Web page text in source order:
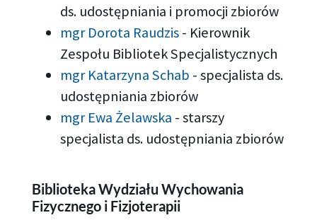
ds. udostępniania i promocji zbiorów
mgr Dorota Raudzis- Kierownik
Zespołu Bibliotek Specjalistycznych
mgr Katarzyna Schab -specjalista ds.
udostępniania zbiorów
mgr Ewa Żelawska -starszy
specjalista ds. udostępniania zbiorów
Biblioteka Wydziału Wychowania
Fizycznego i Fizjoterapii